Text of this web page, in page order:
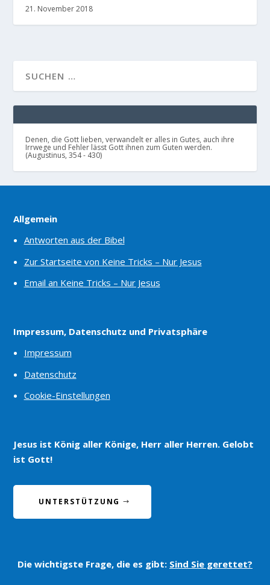
21. November 2018
Denen, die Gott lieben, verwandelt er alles in Gutes, auch ihre
Irrwege und Fehler lässt Gott ihnen zum Guten werden.
(Augustinus, 354 - 430)
Allgemein
Antworten aus der Bibel
Zur Startseite von Keine Tricks – Nur Jesus
Email an Keine Tricks – Nur Jesus
Impressum, Datenschutz und Privatsphäre
Impressum
Datenschutz
Cookie-Einstellungen
Jesus ist König aller Könige, Herr aller Herren. Gelobt
ist Gott!
UNTERSTÜTZUNG
Die wichtigste Frage, die es gibt: Sind Sie gerettet?